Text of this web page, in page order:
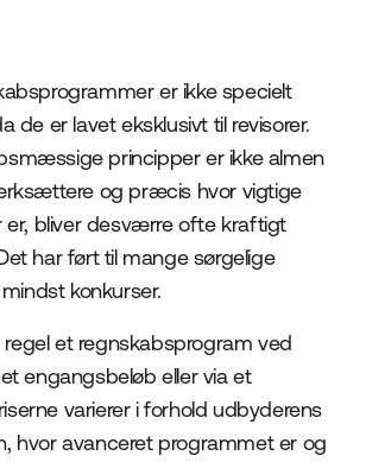
er ikke specielt
de er lavet eksklusivt til revisorer.
principper er ikke almen
og præcis hvor vigtige
er, bliver desværre ofte kraftigt
har ført til mange sørgelige
konkurser.
et regnskabsprogram ved
engangsbeløb eller via et
varierer i forhold udbyderens
hvor avanceret programmet er og